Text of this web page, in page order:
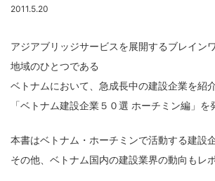
代表者挨拶・プロフィール
官公庁・自治体のご担当者様へ
拠点一覧
関連会社
株式会社ＩＴグローバルブレイン
株式会社ブレインナビオン
Brainworks ASIA CO.,Ltd
採用専用ページ
サービス内容
書籍購入
2011.5.20
アジアブリッジサービスを展開するブレイン
地域のひとつである
ベトナムにおいて、急成長中の建設企業を紹
「ベトナム建設企業５０選 ホーチミン編」を
本書はベトナム・ホーチミンで活動する建設
その他、ベトナム国内の建設業界の動向もレ